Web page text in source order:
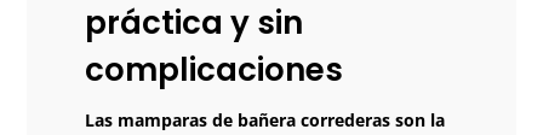
práctica y sin
complicaciones
Las mamparas de bañera correderas son la